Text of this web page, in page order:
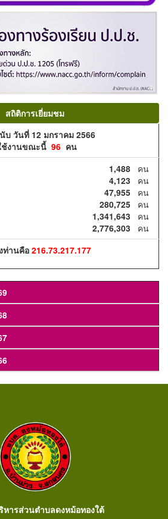
สถิติการเยี่ยมชม
บ วันที่ 12 มกราคม 2566
ช้งานขณะนี้ 96 คน
1,488 คน
4,123 คน
47,955 คน
280,725 คน
1,341,643 คน
2,776,303 คน
ท่านคือ216.73.217.177
หารส่วนตำบลดงหม้อทองใต้